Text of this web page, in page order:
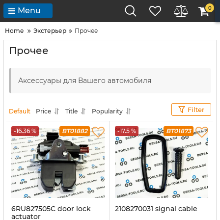
Menu 0
Home Экстерьер Прочее
Прочее
Аксессуары для Вашего автомобиля
Default Price Title Popularity Filter
-16.36 % BT01882
6RU827505C door lock
actuator
-17.5 % BT01873
2108270031 signal cable